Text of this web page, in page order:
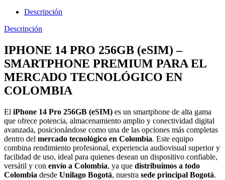
Descripción
Descripción
IPHONE 14 PRO 256GB (eSIM) –
SMARTPHONE PREMIUM PARA EL
MERCADO TECNOLÓGICO EN
COLOMBIA
El iPhone 14 Pro 256GB (eSIM) es un smartphone de alta gama
que ofrece potencia, almacenamiento amplio y conectividad digital
avanzada, posicionándose como una de las opciones más completas
dentro del mercado tecnológico en Colombia. Este equipo
combina rendimiento profesional, experiencia audiovisual superior y
facilidad de uso, ideal para quienes desean un dispositivo confiable,
versátil y con envío a Colombia, ya que distribuimos a todo
Colombia desde Unilago Bogotá, nuestra sede principal Bogotá.